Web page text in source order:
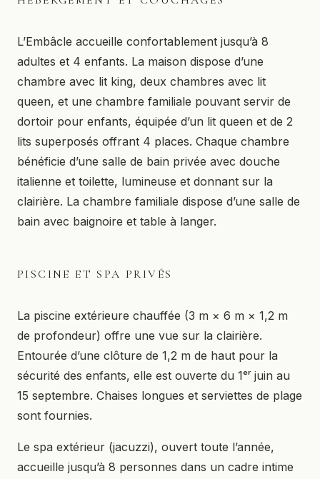
L’Embâcle accueille confortablement jusqu’à 8
adultes et 4 enfants. La maison dispose d’une
chambre avec lit king, deux chambres avec lit
queen, et une chambre familiale pouvant servir de
dortoir pour enfants, équipée d’un lit queen et de 2
lits superposés offrant 4 places. Chaque chambre
bénéficie d’une salle de bain privée avec douche
italienne et toilette, lumineuse et donnant sur la
clairière. La chambre familiale dispose d’une salle de
bain avec baignoire et table à langer.
PISCINE ET SPA PRIVÉS
La piscine extérieure chauffée (3 m × 6 m × 1,2 m
de profondeur) offre une vue sur la clairière.
Entourée d’une clôture de 1,2 m de haut pour la
sécurité des enfants, elle est ouverte du 1ᵉʳ juin au
15 septembre. Chaises longues et serviettes de plage
sont fournies.
Le spa extérieur (jacuzzi), ouvert toute l’année,
accueille jusqu’à 8 personnes dans un cadre intime